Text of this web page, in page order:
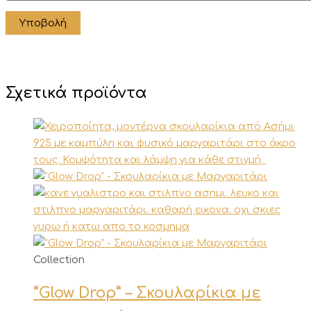
Σχετικά προϊόντα
Collection
“Glow Drop” – Σκουλαρίκια με
Αυτό
προϊόν